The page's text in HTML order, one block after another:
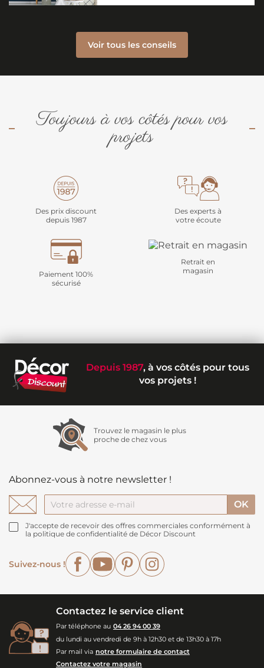
Voir tous les conseils
Toujours à vos côtés pour vos
projets
Des prix discount
depuis 1987
Des experts à
votre écoute
Paiement 100%
sécurisé
Retrait en
magasin
Depuis 1987, à vos côtés pour tous
vos projets !
Trouvez le magasin le plus
proche de chez vous
Abonnez-vous à notre newsletter !
J'accepte de recevoir des offres commerciales conformément à
la politique de confidentialité de Décor Discount
Suivez-nous !
FacebookYouTubePinterest
Contactez le service client
Par téléphone au 04 26 94 00 39
du lundi au vendredi de 9h à 12h30 et de 13h30 à 17h
Par mail via notre formulaire de contact
Contactez votre magasin